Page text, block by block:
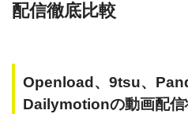
配信徹底比較
Openload、9tsu、
Dailymotionの動画配信